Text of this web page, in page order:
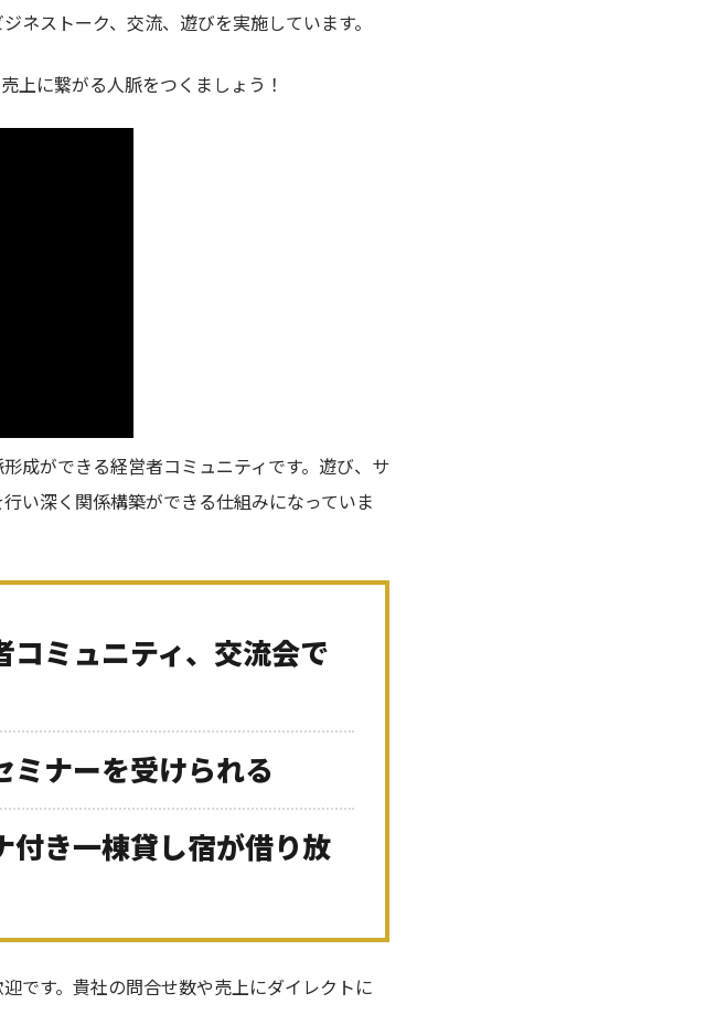
ネストーク、交流、遊びを実施しています。
上に繋がる人脈をつくましょう！
成ができる経営者コミュニティです。遊び、サ
い深く関係構築ができる仕組みになっていま
ミュニティ、交流会で
ミナーを受けられる
付き一棟貸し宿が借り放
です。貴社の問合せ数や売上にダイレクトに